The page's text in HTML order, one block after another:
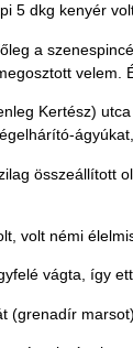
5 dkg kenyér
a
velem.
Kertész)
összeállított
volt némi
vágta, így